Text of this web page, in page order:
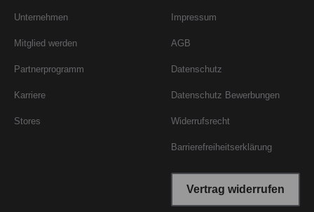
Unternehmen
Mitglied werden
Partnerprogramm
Karriere
Stores
Impressum
AGB
Datenschutz
Datenschutz Bewerbungen
Widerrufsrecht
Barrierefreiheitserklärung
Vertrag widerrufen